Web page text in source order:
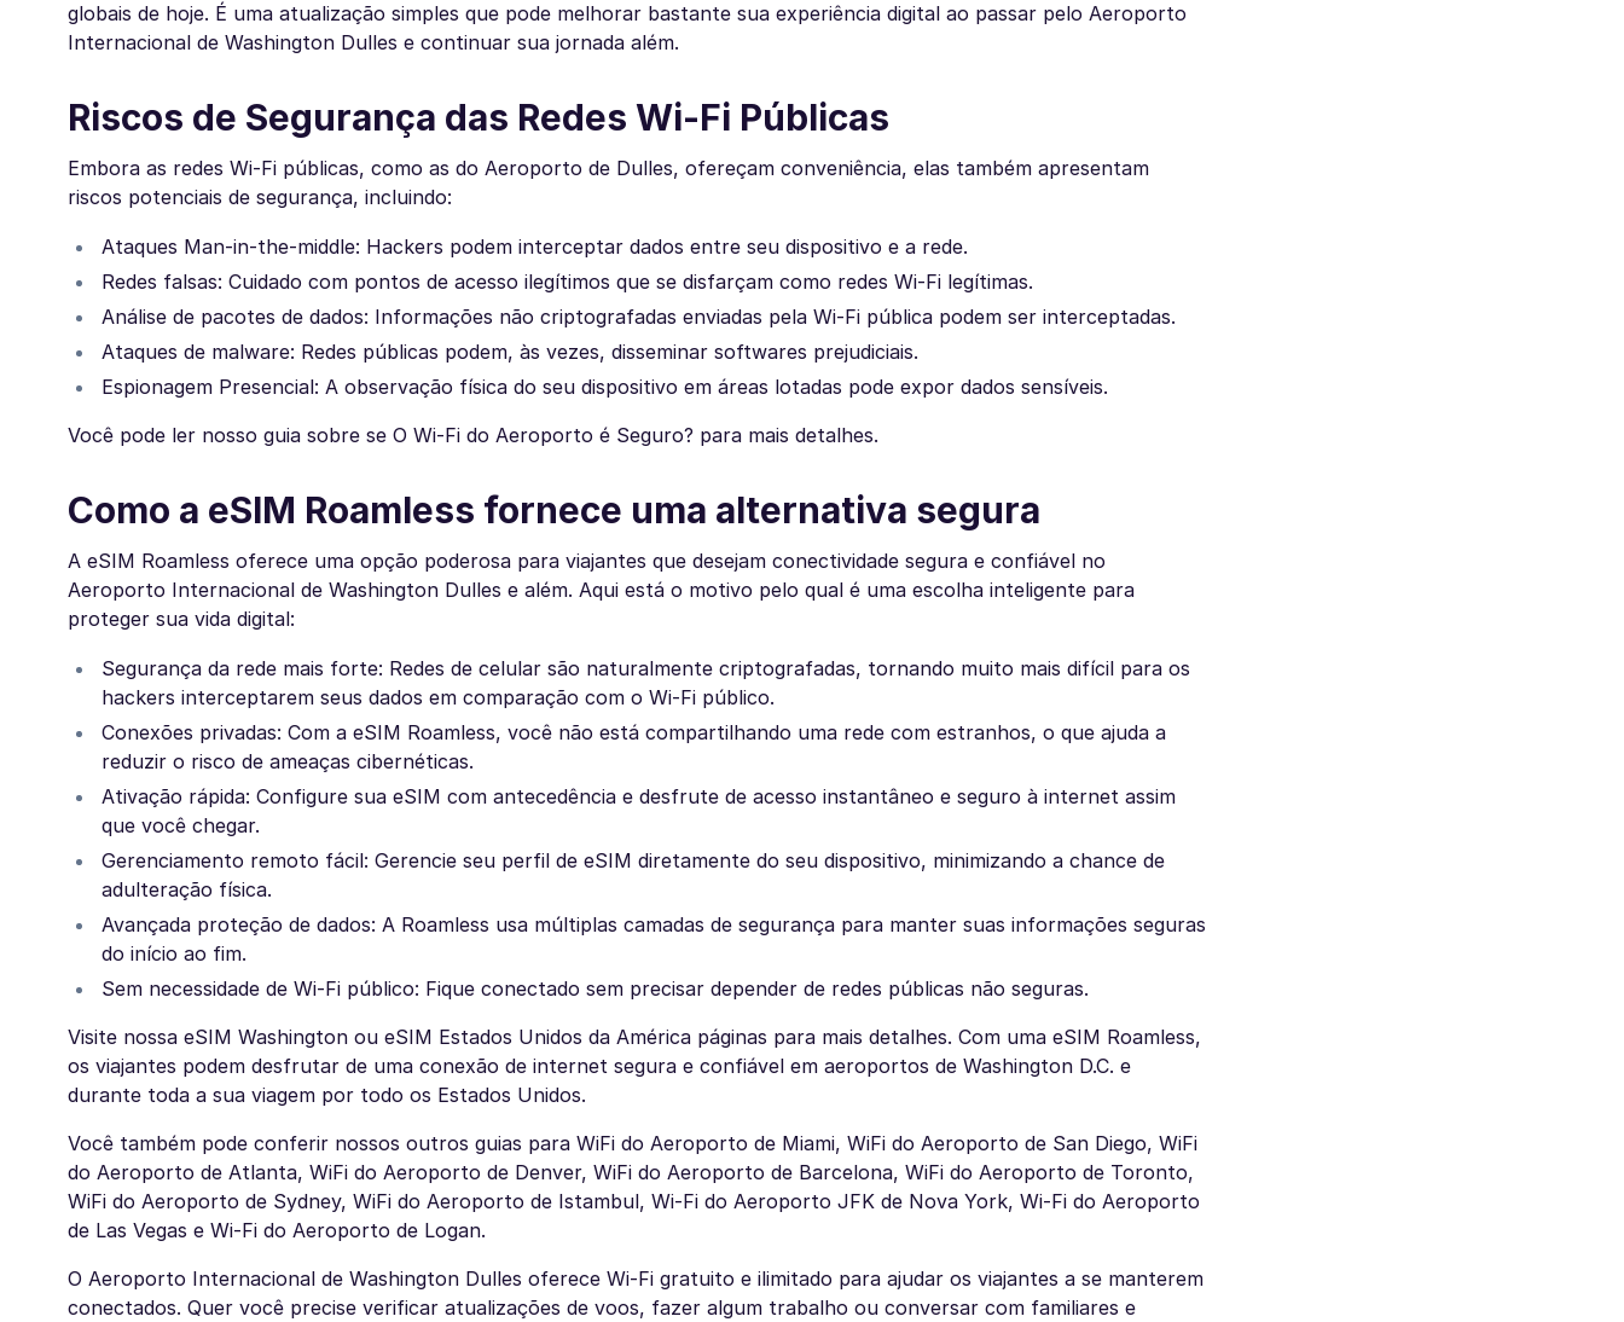
globais de hoje. É uma atualização simples que pode melhorar bastante sua experiência digital ao passar pelo Aeroporto
Internacional de Washington Dulles e continuar sua jornada além.
Riscos de Segurança das Redes Wi-Fi Públicas
Embora as redes Wi-Fi públicas, como as do Aeroporto de Dulles, ofereçam conveniência, elas também apresentam
riscos potenciais de segurança, incluindo:
Ataques Man-in-the-middle: Hackers podem interceptar dados entre seu dispositivo e a rede.
Redes falsas: Cuidado com pontos de acesso ilegítimos que se disfarçam como redes Wi-Fi legítimas.
Análise de pacotes de dados: Informações não criptografadas enviadas pela Wi-Fi pública podem ser interceptadas.
Ataques de malware: Redes públicas podem, às vezes, disseminar softwares prejudiciais.
Espionagem Presencial: A observação física do seu dispositivo em áreas lotadas pode expor dados sensíveis.
Você pode ler nosso guia sobre se O Wi-Fi do Aeroporto é Seguro? para mais detalhes.
Como a eSIM Roamless fornece uma alternativa segura
A eSIM Roamless oferece uma opção poderosa para viajantes que desejam conectividade segura e confiável no
Aeroporto Internacional de Washington Dulles e além. Aqui está o motivo pelo qual é uma escolha inteligente para
proteger sua vida digital:
Segurança da rede mais forte: Redes de celular são naturalmente criptografadas, tornando muito mais difícil para os
hackers interceptarem seus dados em comparação com o Wi-Fi público.
Conexões privadas: Com a eSIM Roamless, você não está compartilhando uma rede com estranhos, o que ajuda a
reduzir o risco de ameaças cibernéticas.
Ativação rápida: Configure sua eSIM com antecedência e desfrute de acesso instantâneo e seguro à internet assim
que você chegar.
Gerenciamento remoto fácil: Gerencie seu perfil de eSIM diretamente do seu dispositivo, minimizando a chance de
adulteração física.
Avançada proteção de dados: A Roamless usa múltiplas camadas de segurança para manter suas informações seguras
do início ao fim.
Sem necessidade de Wi-Fi público: Fique conectado sem precisar depender de redes públicas não seguras.
Visite nossa eSIM Washington ou eSIM Estados Unidos da América páginas para mais detalhes. Com uma eSIM Roamless,
os viajantes podem desfrutar de uma conexão de internet segura e confiável em aeroportos de Washington D.C. e
durante toda a sua viagem por todo os Estados Unidos.
Você também pode conferir nossos outros guias para WiFi do Aeroporto de Miami, WiFi do Aeroporto de San Diego, WiFi
do Aeroporto de Atlanta, WiFi do Aeroporto de Denver, WiFi do Aeroporto de Barcelona, WiFi do Aeroporto de Toronto,
WiFi do Aeroporto de Sydney, WiFi do Aeroporto de Istambul, Wi-Fi do Aeroporto JFK de Nova York, Wi-Fi do Aeroporto
de Las Vegas e Wi-Fi do Aeroporto de Logan.
O Aeroporto Internacional de Washington Dulles oferece Wi-Fi gratuito e ilimitado para ajudar os viajantes a se manterem
conectados. Quer você precise verificar atualizações de voos, fazer algum trabalho ou conversar com familiares e